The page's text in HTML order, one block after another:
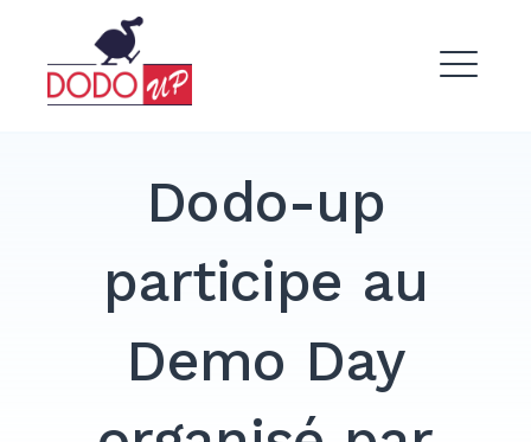
contentDodo Up
Dodo-up
participe au
Demo Day